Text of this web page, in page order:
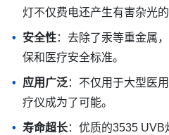
灯不仅费电还产生有害杂光的
安全性：去除了汞等重金属
保和医疗安全标准。
应用广泛：不仅用于大型医
疗仪成为了可能。
寿命超长：优质的3535 UVB